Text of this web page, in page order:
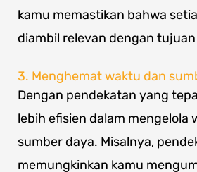
kamu memastikan bahwa
diambil relevan dengan
3. Menghemat waktu dan
Dengan pendekatan yang
lebih efisien dalam mengelola
sumber daya. Misalnya,
memungkinkan kamu